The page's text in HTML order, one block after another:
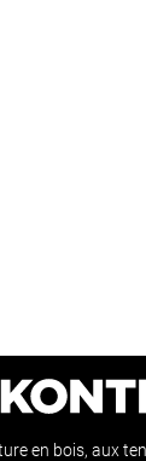
en bois, aux